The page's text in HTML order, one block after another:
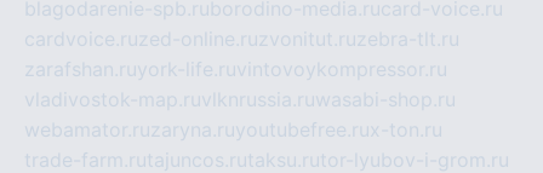
blagodarenie-spb.ruborodino-media.rucard-voice.ru
cardvoice.ruzed-online.ruzvonitut.ruzebra-tlt.ru
zarafshan.ruyork-life.ruvintovoykompressor.ru
vladivostok-map.ruvlknrussia.ruwasabi-shop.ru
webamator.ruzaryna.ruyoutubefree.rux-ton.ru
trade-farm.rutajuncos.rutaksu.rutor-lyubov-i-grom.ru